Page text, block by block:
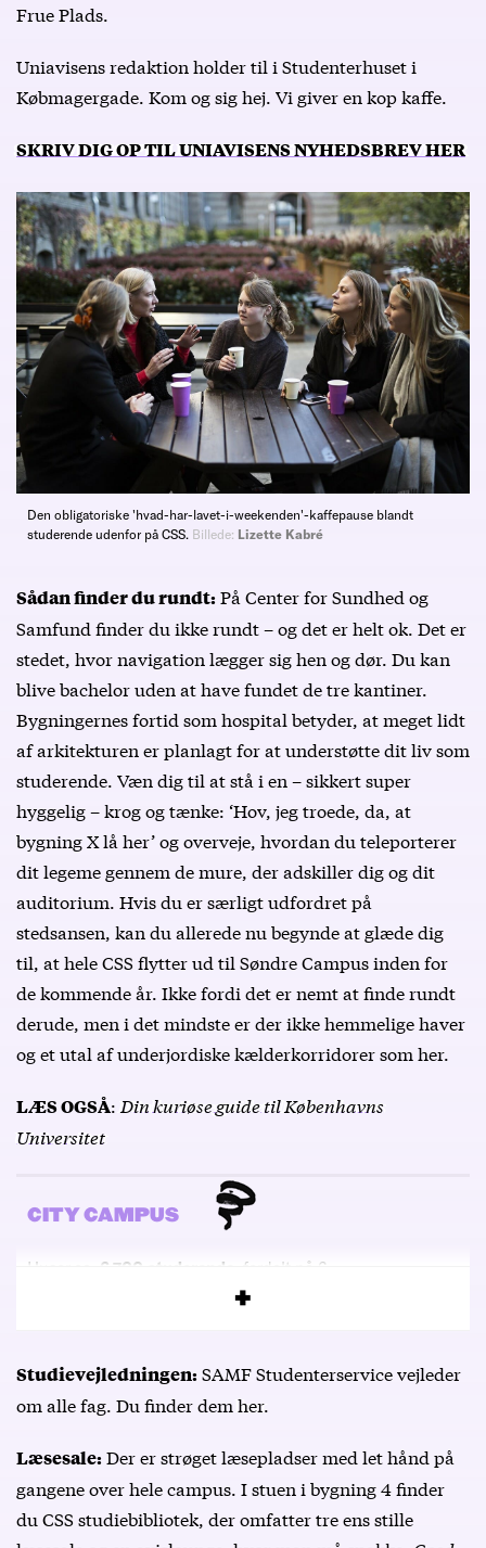
Frue Plads.
Uniavisens redaktion holder til i Studenterhuset i
Købmagergade. Kom og sig hej. Vi giver en kop kaffe.
SKRIV DIG OP TIL UNIAVISENS NYHEDSBREV HER
Den obligatoriske 'hvad-har-lavet-i-weekenden'-kaffepause blandt
studerende udenfor på CSS. Billede: Lizette Kabré
Sådan finder du rundt:På Center for Sundhed og
Samfund finder du ikke rundt – og det er helt ok. Det er
stedet, hvor navigation lægger sig hen og dør. Du kan
blive bachelor uden at have fundet de tre kantiner.
Bygningernes fortid som hospital betyder, at meget lidt
af arkitekturen er planlagt for at understøtte dit liv som
studerende. Væn dig til at stå i en – sikkert super
hyggelig – krog og tænke: ‘Hov, jeg troede, da, at
bygning X lå her’ og overveje, hvordan du teleporterer
dit legeme gennem de mure, der adskiller dig og dit
auditorium. Hvis du er særligt udfordret på
stedsansen, kan du allerede nu begynde at glæde dig
til, at hele CSS flytter ud til Søndre Campus inden for
de kommende år. Ikke fordi det er nemt at finde rundt
derude, men i det mindste er der ikke hemmelige haver
og et utal af underjordiske kælderkorridorer som her.
LÆS OGSÅ: Din kuriøse guide til Københavns
Universitet
CITY CAMPUS
Huser ca. 6.700 studerende
, fordelt på 6
bacheloruddannelser og 10 kandidatuddannelser.
Studievejledningen:SAMF Studenterservice vejleder
om alle fag. Du finder dem her.
Læsesale:Der er strøget læsepladser med let hånd på
gangene over hele campus. I stuen i bygning 4 finder
du CSS studiebibliotek, der omfatter tre ens stille